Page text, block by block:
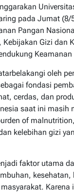
pada Jumat (8/
Pangan
Kebijakan Gizi dan
oleh
fondasi
cerdas, dan
saat ini masih
of
kelebihan gizi
faktor utama
kesehatan,
Karena